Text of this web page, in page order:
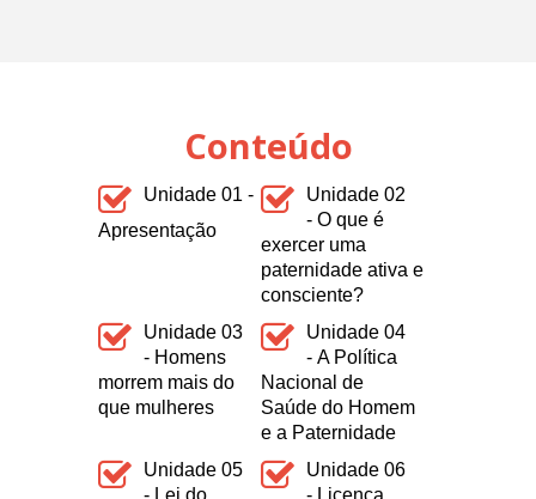
Conteúdo
Unidade 01 -
Apresentação
Unidade 02
- O que é
exercer uma
paternidade ativa e
consciente?
Unidade 03
- Homens
morrem mais do
que mulheres
Unidade 04
- A Política
Nacional de
Saúde do Homem
e a Paternidade
Unidade 05
- Lei do
Unidade 06
- Licença